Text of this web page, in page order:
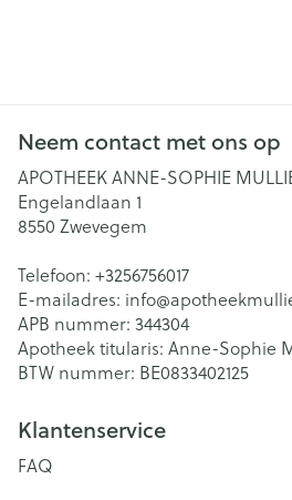
Neem contact met ons op
APOTHEEK ANNE-SOPHIE
Engelandlaan 1
8550 Zwevegem
Telefoon: +3256756017
E-mailadres: info@
APB nummer: 344304
Apotheek titularis: Anne-Sophie
BTW nummer: BE0833402125
Klantenservice
FAQ